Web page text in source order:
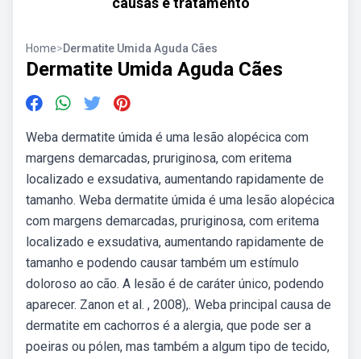
Home>Dermatite Umida Aguda Cães
Dermatite Umida Aguda Cães
Weba dermatite úmida é uma lesão alopécica com
margens demarcadas, pruriginosa, com eritema
localizado e exsudativa, aumentando rapidamente de
tamanho. Weba dermatite úmida é uma lesão alopécica
com margens demarcadas, pruriginosa, com eritema
localizado e exsudativa, aumentando rapidamente de
tamanho e podendo causar também um estímulo
doloroso ao cão. A lesão é de caráter único, podendo
aparecer. Zanon et al. , 2008),. Weba principal causa de
dermatite em cachorros é a alergia, que pode ser a
poeiras ou pólen, mas também a algum tipo de tecido,